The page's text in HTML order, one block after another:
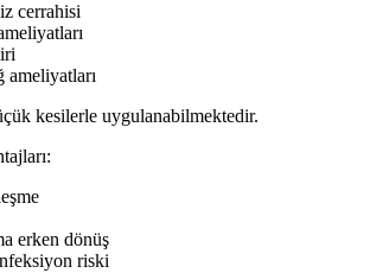
cerrahisi
ameliyatları
kesilerle uygulanabilmektedir.
erken dönüş
riski